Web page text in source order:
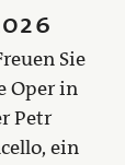
Sie
Oper in
Petr
ein